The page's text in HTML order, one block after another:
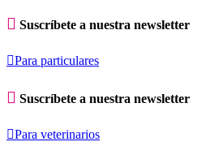
 Suscríbete a nuestra newsletter
Para particulares
 Suscríbete a nuestra newsletter
Para veterinarios